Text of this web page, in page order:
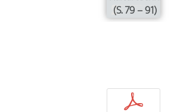
(S. 79 – 91)
p